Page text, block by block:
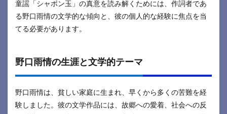
童謡「シャボン玉」の真意を読み解くためには、作詞者であ
る野口雨情の文学的な傾向と、彼の個人的な経験に焦点を当
てる必要があります。
野口雨情の生涯と文学的テーマ
野口雨情は、貧しい家庭に生まれ、早くから多くの苦難を経
験しました。彼の文学作品には、故郷への愛着、社会への反